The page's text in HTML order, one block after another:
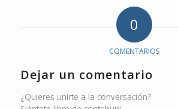
0
COMENTARIOS
Dejar un comentario
¿Quieres unirte a la conversación?